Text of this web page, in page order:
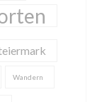
Wandern